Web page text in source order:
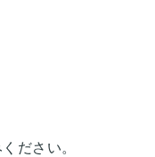
ださい。